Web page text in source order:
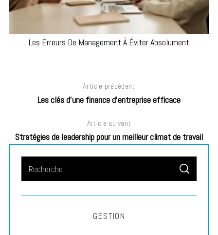
Les Erreurs De Management À Éviter Absolument
Article précédent
Les clés d’une finance d’entreprise efficace
Article suivant
Stratégies de leadership pour un meilleur climat de travail
S
A
C
GESTION